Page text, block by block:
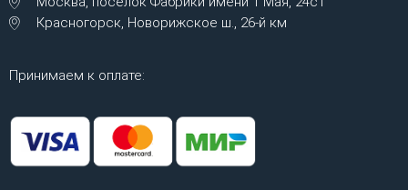
Красногорск, Новорижское ш., 26-й км
Принимаем к оплате: